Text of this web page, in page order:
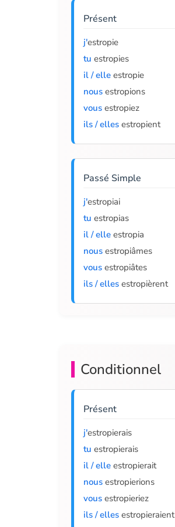
Présent
j'estropie
tu estropies
il / elle estropie
nous estropions
vous estropiez
ils / elles estropient
Passé Simple
j'estropiai
tu estropias
il / elle estropia
nous estropiâmes
vous estropiâtes
ils / elles estropièrent
Conditionnel
Présent
j'estropierais
tu estropierais
il / elle estropierait
nous estropierions
vous estropieriez
ils / elles estropieraient